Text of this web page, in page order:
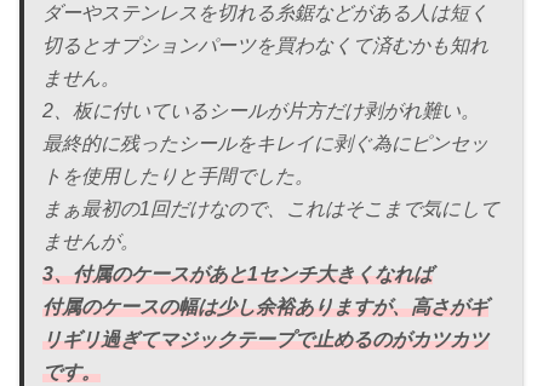
ダーやステンレスを切れる糸鋸などがある人は短く
切るとオプションパーツを買わなくて済むかも知れ
ません。
2、板に付いているシールが片方だけ剥がれ難い。
最終的に残ったシールをキレイに剥ぐ為にピンセッ
トを使用したりと手間でした。
まぁ最初の1回だけなので、これはそこまで気にして
ませんが。
3、付属のケースがあと1センチ大きくなれば
付属のケースの幅は少し余裕ありますが、高さがギ
リギリ過ぎてマジックテープで止めるのがカツカツ
です。